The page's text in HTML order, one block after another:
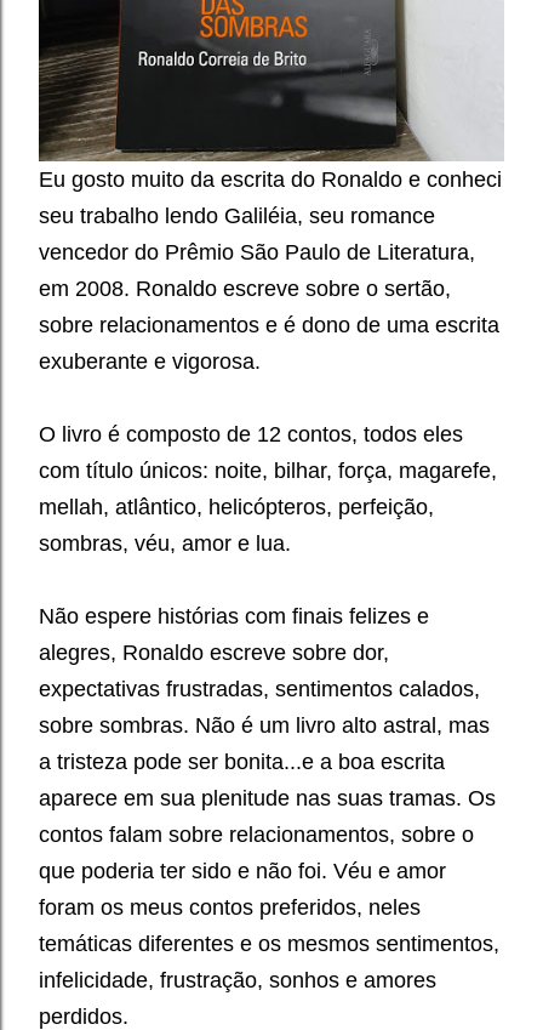
Eu gosto muito da escrita do Ronaldo e conheci
seu trabalho lendo Galiléia, seu romance
vencedor do Prêmio São Paulo de Literatura,
em 2008. Ronaldo escreve sobre o sertão,
sobre relacionamentos e é dono de uma escrita
exuberante e vigorosa.
O livro é composto de 12 contos, todos eles
com título únicos: noite, bilhar, força, magarefe,
mellah, atlântico, helicópteros, perfeição,
sombras, véu, amor e lua.
Não espere histórias com finais felizes e
alegres, Ronaldo escreve sobre dor,
expectativas frustradas, sentimentos calados,
sobre sombras. Não é um livro alto astral, mas
a tristeza pode ser bonita...e a boa escrita
aparece em sua plenitude nas suas tramas. Os
contos falam sobre relacionamentos, sobre o
que poderia ter sido e não foi. Véu e amor
foram os meus contos preferidos, neles
temáticas diferentes e os mesmos sentimentos,
infelicidade, frustração, sonhos e amores
perdidos.